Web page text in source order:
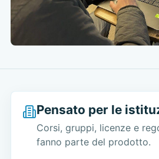
Pensato per le
Corsi, gruppi, licenze e
fanno parte del prodotto.